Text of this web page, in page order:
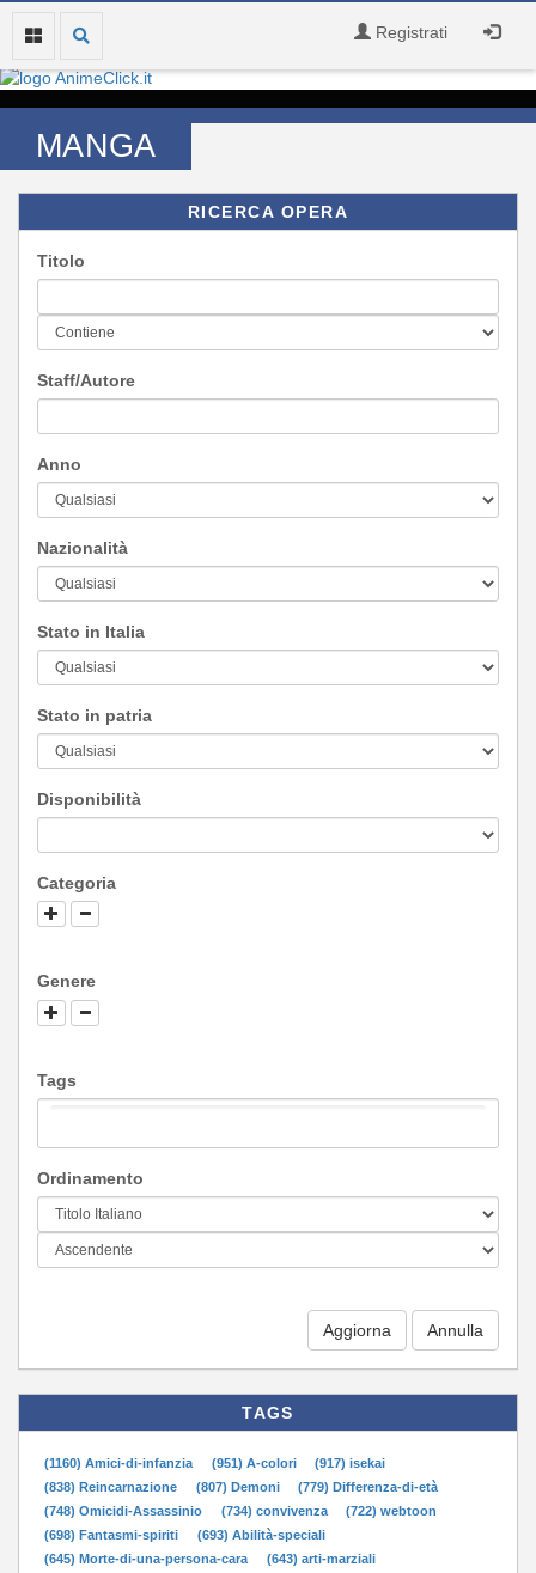
Registrati
MANGA
RICERCA OPERA
Titolo
Staff/Autore
Anno
Nazionalità
Stato in Italia
Stato in patria
Disponibilità
Categoria
Genere
Tags
Ordinamento
Aggiorna
TAGS
(1160) Amici-di-infanzia (951) A-colori
(917) isekai
(838) Reincarnazione
(807) Demoni
(779) Differenza-di-età
(748) Omicidi-Assassinio
(734) convivenza
(722) webtoon
(698) Fantasmi-spiriti
(693) Abilità-speciali
(645) Morte-di-una-persona-cara
(643) arti-marziali